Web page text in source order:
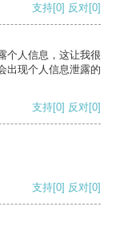
支持[0] 反对[0]
个人信息，这让我很
出现个人信息泄露的
支持[0] 反对[0]
支持[0] 反对[0]